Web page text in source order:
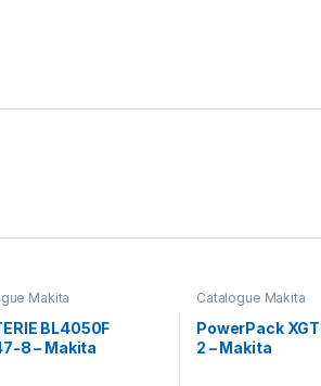
Makita
BL4050F
8 – Makita
Catalogue Makita
PowerPack
2 – Makita